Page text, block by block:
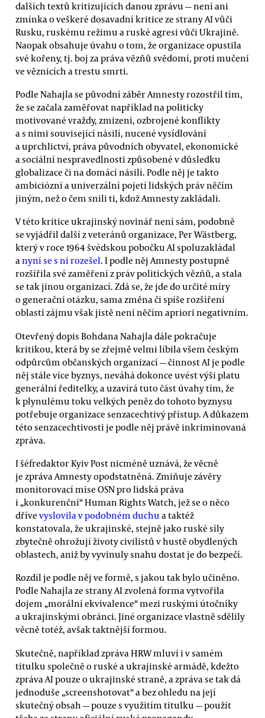
dalších textů kritizujících danou zprávu — není ani
zmínka o veškeré dosavadní kritice ze strany AI vůči
Rusku, ruskému režimu a ruské agresi vůči Ukrajině.
Naopak obsahuje úvahu o tom, že organizace opustila
své kořeny, tj. boj za práva vězňů svědomí, proti mučení
ve věznicích a trestu smrti.
Podle Nahajla se původní záběr Amnesty rozostřil tím,
že se začala zaměřovat například na politicky
motivované vraždy, zmizení, ozbrojené konflikty
a s nimi související násilí, nucené vysídlování
a uprchlictví, práva původních obyvatel, ekonomické
a sociální nespravedlnosti způsobené v důsledku
globalizace či na domácí násilí. Podle něj je takto
ambiciózní a univerzální pojetí lidských práv něčím
jiným, než o čem snili ti, kdož Amnesty zakládali.
V této kritice ukrajinský novinář není sám, podobně
se vyjádřil další z veteránů organizace, Per Wästberg,
který v roce 1964 švédskou pobočku AI spoluzakládal
anyní se s ní rozešel. I podle něj Amnesty postupně
rozšířila své zaměření z práv politických vězňů, a stala
se tak jinou organizací. Zdá se, že jde do určité míry
o generační otázku, sama změna či spíše rozšíření
oblastí zájmu však jistě není něčím apriori negativním.
Otevřený dopis Bohdana Nahajla dále pokračuje
kritikou, která by se zřejmě velmi líbila všem českým
odpůrcům občanských organizací — činnost AI je podle
něj stále více byznys, neváhá dokonce uvést výši platu
generální ředitelky, a uzavírá tuto část úvahy tím, že
k plynulému toku velkých peněz do tohoto byznysu
potřebuje organizace senzacechtivý přístup. A důkazem
této senzacechtivosti je podle něj právě inkriminovaná
zpráva.
I šéfredaktor Kyiv Post nicméně uznává, že věcně
je zpráva Amnesty opodstatněná. Zmiňuje závěry
monitorovací mise OSN pro lidská práva
i „konkurenční“ Human Rights Watch, jež se o něco
dříve vyslovila v podobném duchu a taktéž
konstatovala, že ukrajinské, stejně jako ruské síly
zbytečně ohrožují životy civilistů v hustě obydlených
oblastech, aniž by vyvinuly snahu dostat je do bezpečí.
Rozdíl je podle něj ve formě, s jakou tak bylo učiněno.
Podle Nahajla ze strany AI zvolená forma vytvořila
dojem „morální ekvivalence“ mezi ruskými útočníky
a ukrajinskými obránci. Jiné organizace vlastně sdělily
věcně totéž, avšak taktnější formou.
Skutečně, například zpráva HRW mluví i v samém
titulku společně o ruské a ukrajinské armádě, kdežto
zpráva AI pouze o ukrajinské straně, a zpráva se tak dá
jednoduše „screenshotovat“ a bez ohledu na její
skutečný obsah — pouze s využitím titulku — použít